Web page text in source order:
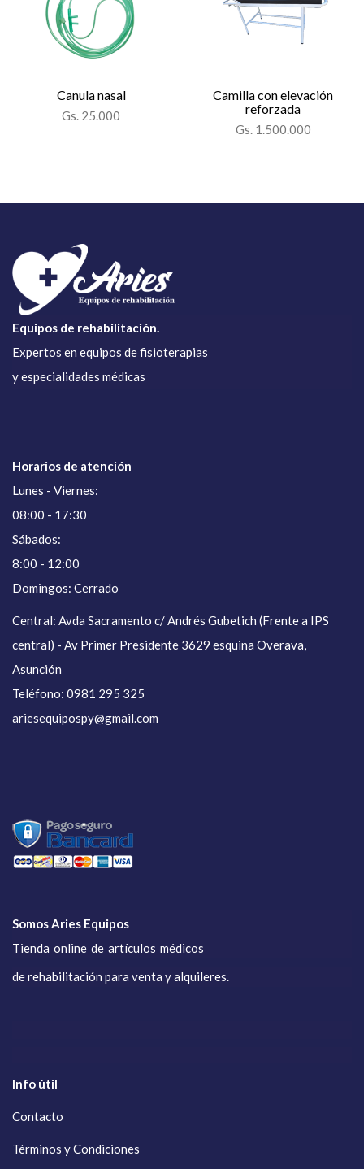
Canula nasal
Gs. 25.000
Camilla con elevación
reforzada
Gs. 1.500.000
Equipos de rehabilitación.
Expertos en equipos de fisioterapias
y especialidades médicas
Horarios de atención
Lunes - Viernes:
08:00 - 17:30
Sábados:
8:00 - 12:00
Domingos: Cerrado
Central: Avda Sacramento c/ Andrés Gubetich (Frente a IPS
central) - Av Primer Presidente 3629 esquina Overava,
Asunción
Teléfono: 0981 295 325
ariesequipospy@gmail.com
Somos Aries Equipos
Tienda online de artículos médicos
de rehabilitación para venta y alquileres.
Info útil
Contacto
Términos y Condiciones